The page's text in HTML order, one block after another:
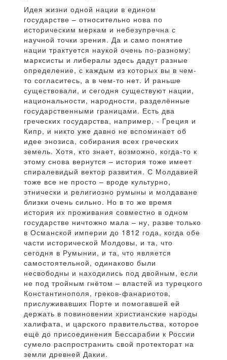
Идея жизни одной нации в едином
государстве – относительно нова по
историческим меркам и небезупречна с
научной точки зрения. Да и само понятие
нации трактуется наукой очень по-разному:
марксисты и либералы здесь дадут разные
определение, с каждым из которых вы в чем-
то согласитесь, а в чем-то нет. И раньше
существовали, и сегодня существуют нации,
национальности, народности, разделённые
государственными границами. Есть два
греческих государства, например, - Греция и
Кипр, и никто уже давно не вспоминает об
идее энозиса, собирания всех греческих
земель. Хотя, кто знает, возможно, когда-то к
этому снова вернутся – история тоже имеет
спиралевидый вектор развития. С Молдавией
тоже все не просто – вроде культурно,
этнически и религиозно румыны и молдаване
близки очень сильно. Но в то же время
история их проживания совместно в одном
государстве ничтожно мала – ну, разве только
в Османской империи до 1812 года, когда обе
части исторической Молдовы, и та, что
сегодня в Румынии, и та, что является
самостоятельной, одинаково были
несвободны и находились под двойным, если
не под тройным гнётом – властей из турецкого
Константинополя, греков-фанариотов,
прислуживавших Порте и помогавшей ей
держать в повиновении христианские народы
халифата, и царского правительства, которое
ещё до присоединения Бессарабии к России
сумело распространить свой протекторат на
земли древней Дакии.